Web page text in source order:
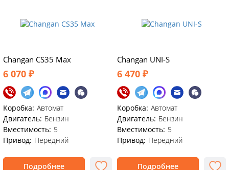
Changan CS35 Max
6 070 ₽
Коробка: Автомат
Двигатель: Бензин
Вместимость: 5
Привод: Передний
Подробнее
Changan UNI-S
6 470 ₽
Коробка: Автомат
Двигатель: Бензин
Вместимость: 5
Привод: Передний
Подробнее